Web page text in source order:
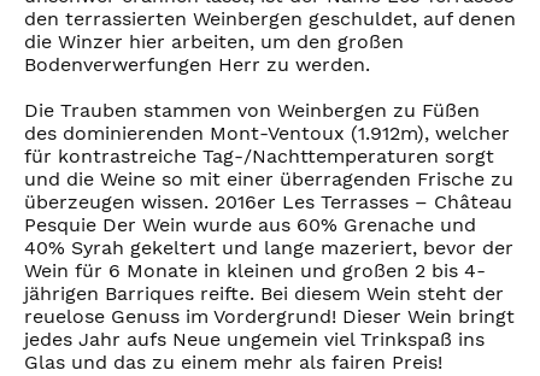
den terrassierten Weinbergen geschuldet, auf denen
die Winzer hier arbeiten, um den großen
Bodenverwerfungen Herr zu werden.
Die Trauben stammen von Weinbergen zu Füßen
des dominierenden Mont-Ventoux (1.912m), welcher
für kontrastreiche Tag-/Nachttemperaturen sorgt
und die Weine so mit einer überragenden Frische zu
überzeugen wissen. 2016er Les Terrasses – Château
Pesquie Der Wein wurde aus 60% Grenache und
40% Syrah gekeltert und lange mazeriert, bevor der
Wein für 6 Monate in kleinen und großen 2 bis 4-
jährigen Barriques reifte. Bei diesem Wein steht der
reuelose Genuss im Vordergrund! Dieser Wein bringt
jedes Jahr aufs Neue ungemein viel Trinkspaß ins
Glas und das zu einem mehr als fairen Preis!